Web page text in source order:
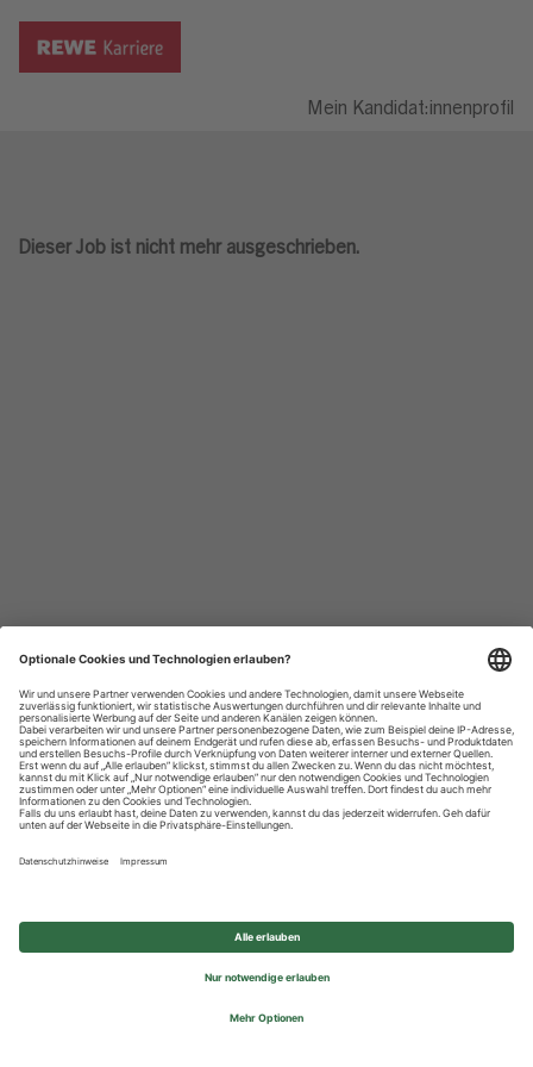
Mein Kandidat:innenprofil
Dieser Job ist nicht mehr ausgeschrieben.
Datenschutzhinweise
Impressum
Privatsphäre-Einstellungen
© 2026 REWE Group - All rights reserved